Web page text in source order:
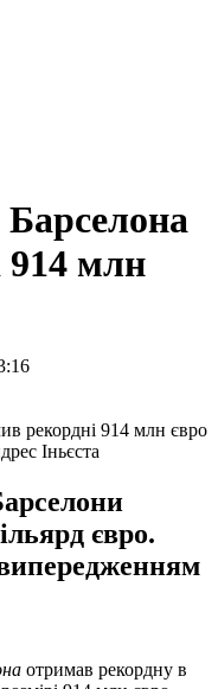
914 млн
Іньєста
євро.
отримав рекордну в